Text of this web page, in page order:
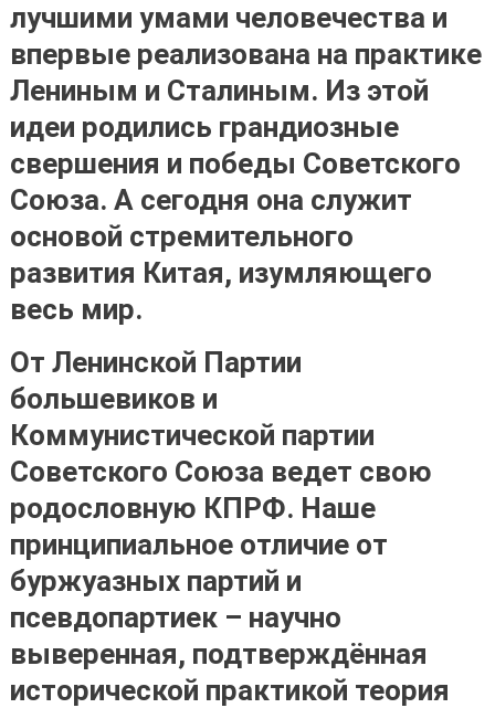
лучшими умами человечества и
впервые реализована на практике
Лениным и Сталиным. Из этой
идеи родились грандиозные
свершения и победы Советского
Союза. А сегодня она служит
основой стремительного
развития Китая, изумляющего
весь мир.
От Ленинской Партии
большевиков и
Коммунистической партии
Советского Союза ведет свою
родословную КПРФ. Наше
принципиальное отличие от
буржуазных партий и
псевдопартиек – научно
выверенная, подтверждённая
исторической практикой теория